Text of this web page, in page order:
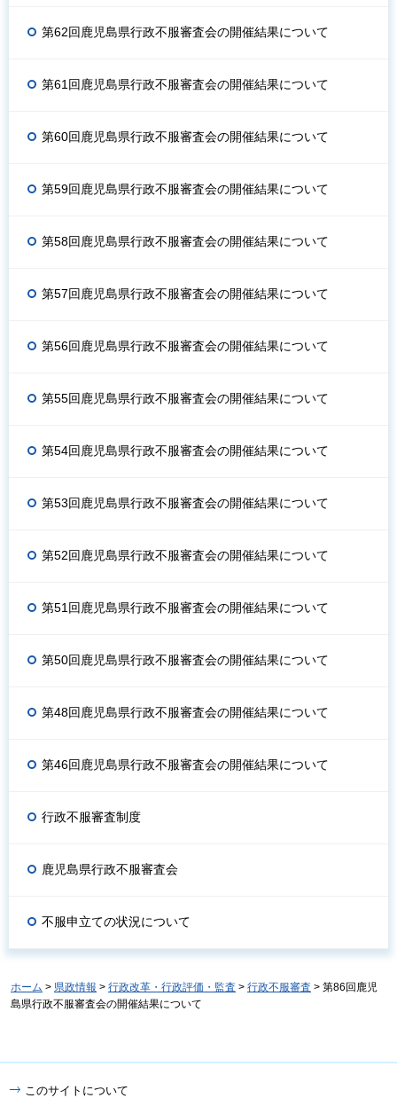
第62回鹿児島県行政不服審査会の開催結果について
第61回鹿児島県行政不服審査会の開催結果について
第60回鹿児島県行政不服審査会の開催結果について
第59回鹿児島県行政不服審査会の開催結果について
第58回鹿児島県行政不服審査会の開催結果について
第57回鹿児島県行政不服審査会の開催結果について
第56回鹿児島県行政不服審査会の開催結果について
第55回鹿児島県行政不服審査会の開催結果について
第54回鹿児島県行政不服審査会の開催結果について
第53回鹿児島県行政不服審査会の開催結果について
第52回鹿児島県行政不服審査会の開催結果について
第51回鹿児島県行政不服審査会の開催結果について
第50回鹿児島県行政不服審査会の開催結果について
第48回鹿児島県行政不服審査会の開催結果について
第46回鹿児島県行政不服審査会の開催結果について
行政不服審査制度
鹿児島県行政不服審査会
不服申立ての状況について
ホーム > 県政情報 > 行政改革・行政評価・監査 > 行政不服審査 > 第86回鹿児
島県行政不服審査会の開催結果について
このサイトについて